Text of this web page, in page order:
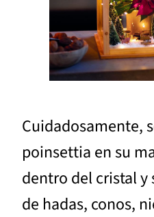
Cuidadosamente,
poinsettia en su
dentro del cristal y
de hadas, conos,